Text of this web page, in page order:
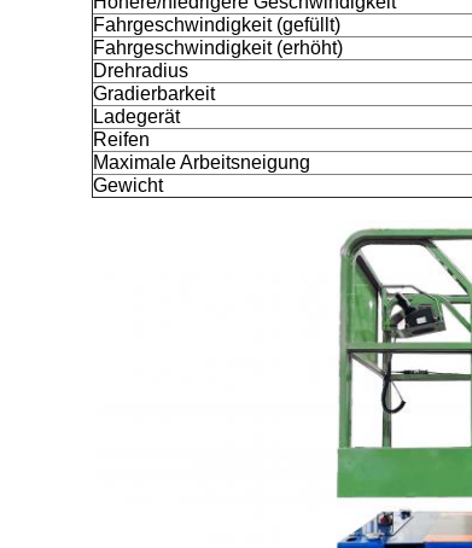
Fahrgeschwindigkeit (gefüllt)
Fahrgeschwindigkeit (erhöht)
Drehradius
Gradierbarkeit
Ladegerät
Reifen
Maximale Arbeitsneigung
Gewicht